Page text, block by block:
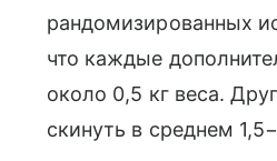
рандомизированных
что каждые
около 0,5 кг веса.
скинуть в среднем